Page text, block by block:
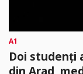
A1
Doi studenți
din Arad,